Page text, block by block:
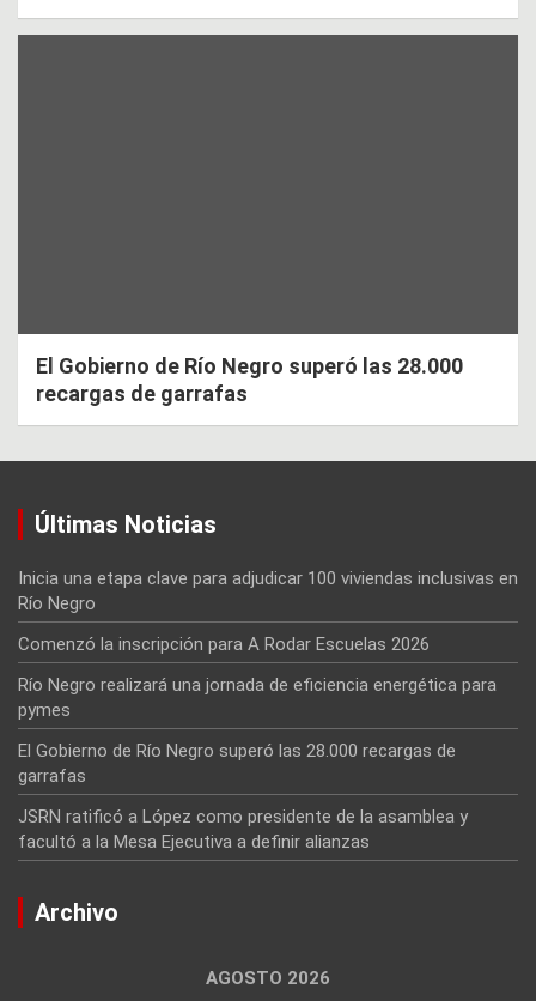
El Gobierno de Río Negro superó las 28.000
recargas de garrafas
Últimas Noticias
Inicia una etapa clave para adjudicar 100 viviendas inclusivas en
Río Negro
Comenzó la inscripción para A Rodar Escuelas 2026
Río Negro realizará una jornada de eficiencia energética para
pymes
El Gobierno de Río Negro superó las 28.000 recargas de
garrafas
JSRN ratificó a López como presidente de la asamblea y
facultó a la Mesa Ejecutiva a definir alianzas
Archivo
AGOSTO 2026